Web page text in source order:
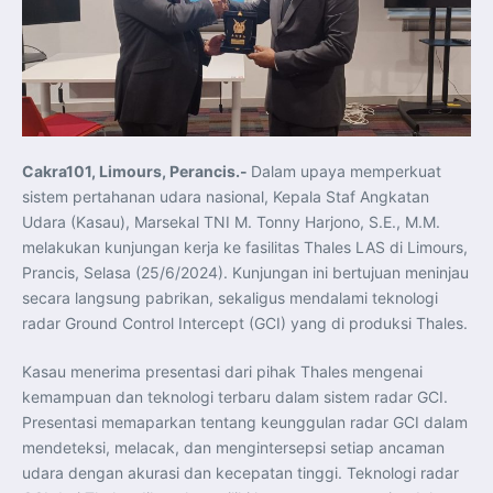
Koordinasi Jaga Stabilitas Keuangan dan Kepercayaan
Pasar
Presiden Prabowo Perkuat Sinergi Perguruan Tinggi dan
PT PAL untuk Majukan Industri Perkapalan Nasional
KASAL dan Panglima Armada Pasifik Rusia Resmi Buka
Latma ORRUDA 2026
T-50i Golden Eagle TNI AU Meriahkan Pitch Black Mindil
Beach Flying Display 2026
Indonesia dan Turki Sepakati Joint Action Plan 2026–
Balai Vokasi
TNI AU Tingkatkan Kemampuan Personel melalui
Pelatihan Signal Radio untuk Misi Pertahanan Udara dan
Radar
Menkeu Purbaya Instruksikan Penyelarasan Aturan KEK
untuk Perkuat Daya Saing Industri Dalam Negeri
Mentan Amran Pacu Produksi Gula Nasional, Target
Swasembada Gula Putih Dua Tahun dan Tembus 3 Juta
Ton
Menlu Sugiono Tekankan Inovasi sebagai Kunci
Penguatan Kerja Sama Konkret ASEAN Plus Three
Latihan DACT di Exercise Pitch Black 2026 Tingkatkan
Kesiapan Tempur Penerbang TNI AU
Menlu Sugiono: “Kekuatan Ekonomi ASEAN-RRT Harus
Menjadi Penopang Stabilitas Kawasan”
ASEAN dan Amerika Serikat Perkuat Kemitraan untuk
Jaga Stabilitas Kawasan dan Dorong Pertumbuhan
Ekonomi
Presiden Prabowo Terima Direktur FBI, Indonesia dan AS
Cakra101, Limours, Perancis.- Dalam upaya memperkuat
sistem pertahanan udara nasional, Kepala Staf Angkatan
Udara (Kasau), Marsekal TNI M. Tonny Harjono, S.E., M.M.
melakukan kunjungan kerja ke fasilitas Thales LAS di Limours,
Prancis, Selasa (25/6/2024). Kunjungan ini bertujuan meninjau
secara langsung pabrikan, sekaligus mendalami teknologi
radar Ground Control Intercept (GCI) yang di produksi Thales.
Kasau menerima presentasi dari pihak Thales mengenai
kemampuan dan teknologi terbaru dalam sistem radar GCI.
Presentasi memaparkan tentang keunggulan radar GCI dalam
mendeteksi, melacak, dan mengintersepsi setiap ancaman
udara dengan akurasi dan kecepatan tinggi. Teknologi radar